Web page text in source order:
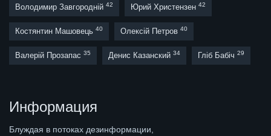
Володимир Завгородній 42 Юрий Христензен 42
Костянтин Машовець 40 Олексій Петров 40
Валерій Прозапас 35 Денис Казанский 34 Гліб Бабіч 29
Информация
Блуждая в потоках дезинформации,